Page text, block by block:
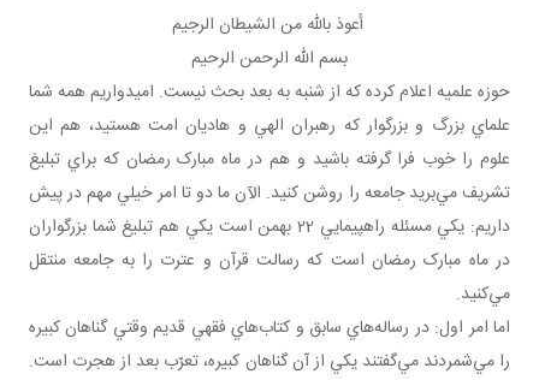
أعوذ بالله من الشيطان الرجيم
بسم الله الرحمن الرحيم
حوزه علميه اعلام کرده که از شنبه به بعد بحث نيست. اميدواريم همه شما
علماي بزرگ و بزرگوار که رهبران الهي و هاديان امت هستيد، هم اين
علوم را خوب فرا گرفته باشيد و هم در ماه مبارک رمضان که براي تبليغ
تشريف مي‌بريد جامعه را روشن کنيد. الآن ما دو تا امر خيلي مهم در پيش
داريم: يکي مسئله راهپيمايي 22 بهمن است يکي هم تبليغ شما بزرگواران
در ماه مبارک رمضان است که رسالت قرآن و عترت را به جامعه منتقل
مي‌کنيد.
اما امر اول: در رساله‌هاي سابق و کتاب‌هاي فقهي قديم وقتي گناهان کبيره
را مي‌شمردند مي‌گفتند يکي از آن گناهان کبيره، تعرّب بعد از هجرت است.